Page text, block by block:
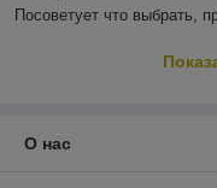
Посоветует что выбрать,
О нас